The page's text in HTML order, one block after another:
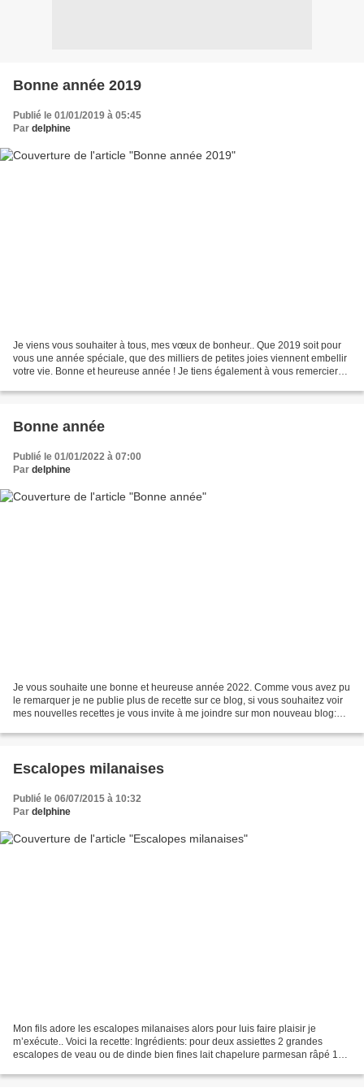
Bonne année 2019
Publié le 01/01/2019 à 05:45
Par delphine
Je viens vous souhaiter à tous, mes vœux de bonheur.. Que 2019 soit pour
vous une année spéciale, que des milliers de petites joies viennent embellir
votre vie. Bonne et heureuse année ! Je tiens également à vous remercier
Bonne année
Publié le 01/01/2022 à 07:00
Par delphine
Je vous souhaite une bonne et heureuse année 2022. Comme vous avez pu
le remarquer je ne publie plus de recette sur ce blog, si vous souhaitez voir
mes nouvelles recettes je vous invite à me joindre sur mon nouveau blog:
Escalopes milanaises
Publié le 06/07/2015 à 10:32
Par delphine
Mon fils adore les escalopes milanaises alors pour luis faire plaisir je
m’exécute.. Voici la recette: Ingrédients: pour deux assiettes 2 grandes
escalopes de veau ou de dinde bien fines lait chapelure parmesan râpé 1